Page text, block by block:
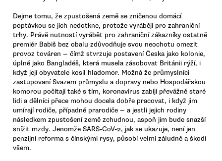
Dejme tomu, že zpustošená země se zničenou domácí
poptávkou se jich nedotkne, protože vyrábějí pro zahraniční
trhy. Právě nutností vyrábět pro zahraniční zákazníky ostatně
premiér Babiš bez obalu zdůvodňuje svou neochotu omezit
provoz továren — čímž stvrzuje postavení Česka jako kolonie,
úplně jako Bangladéš, která musela zásobovat Británii rýží, i
když její obyvatele kosil hladomor. Možná že průmyslníci
zastupovaní Svazem průmyslu a dopravy nebo Hospodářskou
komorou počítají také s tím, koronavirus zabíjí převážně staré
lidi a dělníci přece mohou docela dobře pracovat, i když jim
umírají rodiče, případně prarodiče — a jestli jejich rodiny
následkem zpustošení země zchudnou, aspoň jim bude snazší
snížit mzdy. Jenomže SARS-CoV-2, jak se ukazuje, není jen
penzijní reforma s čínskými rysy, působí velmi záludně a škodí
všem.